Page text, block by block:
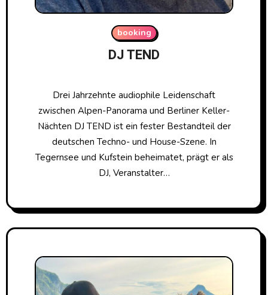
booking
DJ TEND
Drei Jahrzehnte audiophile Leidenschaft
zwischen Alpen-Panorama und Berliner Keller-
Nächten DJ TEND ist ein fester Bestandteil der
deutschen Techno- und House-Szene. In
Tegernsee und Kufstein beheimatet, prägt er als
DJ, Veranstalter…